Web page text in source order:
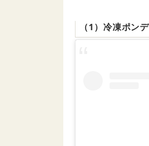
（1）冷凍ポン